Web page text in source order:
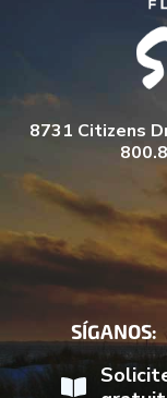
8731 Citizens
SÍGANOS: